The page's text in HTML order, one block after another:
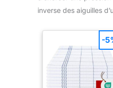
inverse des aiguilles
-